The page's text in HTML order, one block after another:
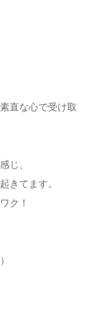
直な心で受け取
じ、
きてます。
ク！